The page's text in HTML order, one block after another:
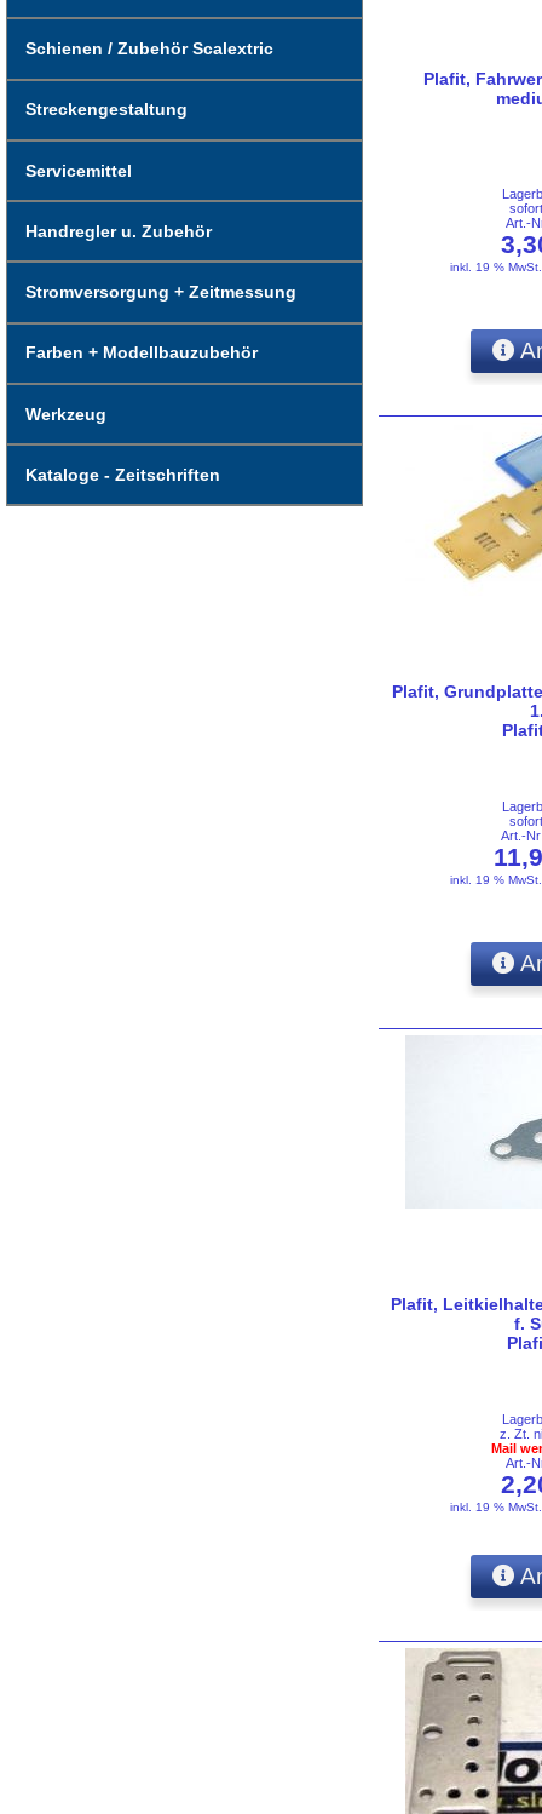
Schienen / Zubehör Scalextric
Streckengestaltung
Servicemittel
Handregler u. Zubehör
Stromversorgung + Zeitmessung
Farben + Modellbauzubehör
Werkzeug
Kataloge - Zeitschriften
Plafit,
Art.-
inkl. 19 %
Plafit,
Art.-
inkl. 19 %
Plafit,
f.
z. Zt.
Mail
Art.-
inkl. 19 %